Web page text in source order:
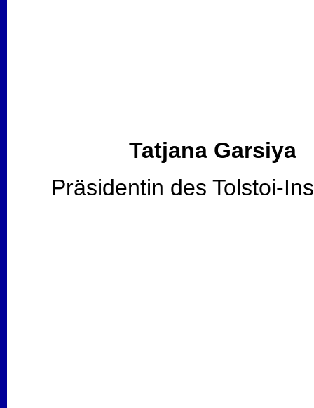
Tatjana Garsiya
Präsidentin des Tolstoi-